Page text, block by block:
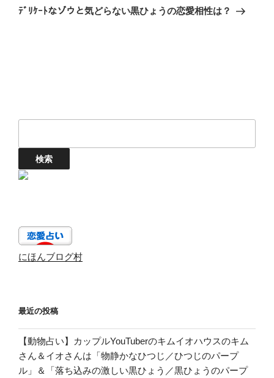
ー
の
ﾃﾞﾘｹｰﾄなゾウと気どらない黒ひょうの恋愛相性は？
にほんブログ村
最近の投稿
【動物占い】カップルYouTuberのキムイオハウスのキム
さん＆イオさんは「物静かなひつじ／ひつじのパープ
ル」＆「落ち込みの激しい黒ひょう／黒ひょうのパープ